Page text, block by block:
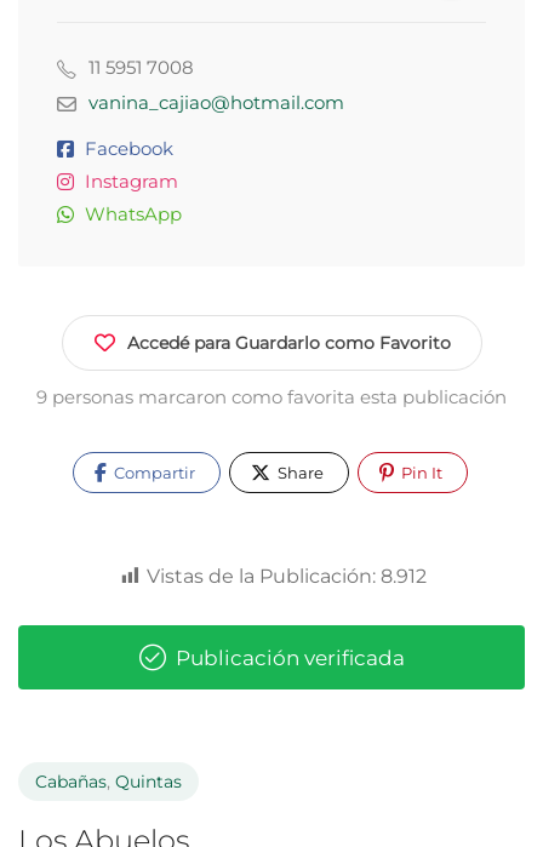
11 5951 7008
vanina_cajiao@hotmail.com
Facebook
Instagram
WhatsApp
Accedé para Guardarlo como Favorito
9 personas marcaron como favorita esta publicación
Compartir Share Pin It
Vistas de la Publicación: 8.912
Publicación verificada
Cabañas, Quintas